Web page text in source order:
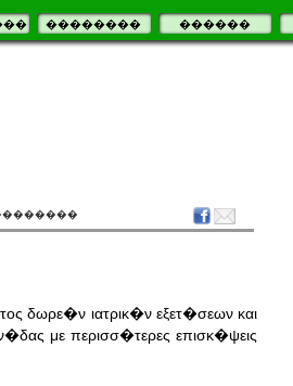
�������� ������
δωρε�ν ιατρικ�ν εξετ�σεων και
με περισσ�τερες επισκ�ψεις